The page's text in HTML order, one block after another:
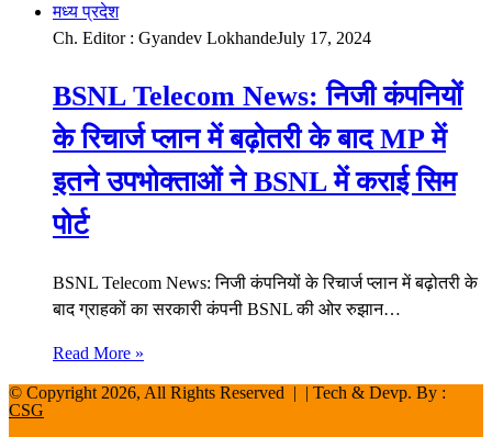
मध्य प्रदेश
Ch. Editor : Gyandev LokhandeJuly 17, 2024
BSNL Telecom News: निजी कंपनियों
के रिचार्ज प्लान में बढ़ोतरी के बाद MP में
इतने उपभोक्ताओं ने BSNL में कराई सिम
पोर्ट
BSNL Telecom News: निजी कंपनियों के रिचार्ज प्लान में बढ़ोतरी के
बाद ग्राहकों का सरकारी कंपनी BSNL की ओर रुझान…
Read More »
© Copyright 2026, All Rights Reserved | | Tech & Devp. By :
CSG